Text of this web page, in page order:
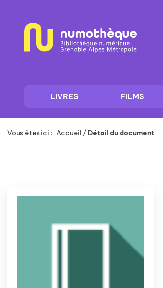
contenu
LIVRES FILMS
Vous êtes ici : Accueil / Détail du document